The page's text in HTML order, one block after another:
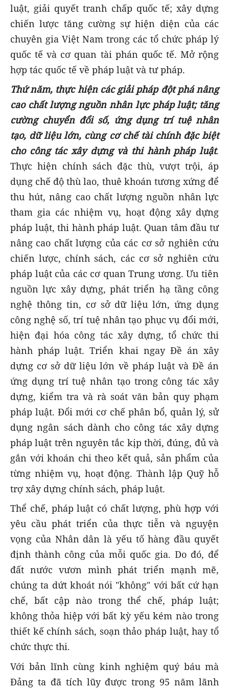
luật, giải quyết tranh chấp quốc tế; xây dựng
chiến lược tăng cường sự hiện diện của các
chuyên gia Việt Nam trong các tổ chức pháp lý
quốc tế và cơ quan tài phán quốc tế. Mở rộng
hợp tác quốc tế về pháp luật và tư pháp.
Thứ năm, thực hiện các giải pháp đột phá nâng
cao chất lượng nguồn nhân lực pháp luật; tăng
cường chuyển đổi số, ứng dụng trí tuệ nhân
tạo, dữ liệu lớn, cùng cơ chế tài chính đặc biệt
cho công tác xây dựng và thi hành pháp luật.
Thực hiện chính sách đặc thù, vượt trội, áp
dụng chế độ thù lao, thuê khoán tương xứng để
thu hút, nâng cao chất lượng nguồn nhân lực
tham gia các nhiệm vụ, hoạt động xây dựng
pháp luật, thi hành pháp luật. Quan tâm đầu tư
nâng cao chất lượng của các cơ sở nghiên cứu
chiến lược, chính sách, các cơ sở nghiên cứu
pháp luật của các cơ quan Trung ương. Ưu tiên
nguồn lực xây dựng, phát triển hạ tầng công
nghệ thông tin, cơ sở dữ liệu lớn, ứng dụng
công nghệ số, trí tuệ nhân tạo phục vụ đổi mới,
hiện đại hóa công tác xây dựng, tổ chức thi
hành pháp luật. Triển khai ngay Đề án xây
dựng cơ sở dữ liệu lớn về pháp luật và Đề án
ứng dụng trí tuệ nhân tạo trong công tác xây
dựng, kiểm tra và rà soát văn bản quy phạm
pháp luật. Đổi mới cơ chế phân bổ, quản lý, sử
dụng ngân sách dành cho công tác xây dựng
pháp luật trên nguyên tắc kịp thời, đúng, đủ và
gắn với khoán chi theo kết quả, sản phẩm của
từng nhiệm vụ, hoạt động. Thành lập Quỹ hỗ
trợ xây dựng chính sách, pháp luật.
Thể chế, pháp luật có chất lượng, phù hợp với
yêu cầu phát triển của thực tiễn và nguyện
vọng của Nhân dân là yếu tố hàng đầu quyết
định thành công của mỗi quốc gia. Do đó, để
đất nước vươn mình phát triển mạnh mẽ,
chúng ta dứt khoát nói "không" với bất cứ hạn
chế, bất cập nào trong thể chế, pháp luật;
không thỏa hiệp với bất kỳ yếu kém nào trong
thiết kế chính sách, soạn thảo pháp luật, hay tổ
chức thực thi.
Với bản lĩnh cùng kinh nghiệm quý báu mà
Đảng ta đã tích lũy được trong 95 năm lãnh